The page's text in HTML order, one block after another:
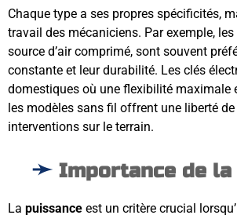
Chaque type a ses propres spécificités,
travail des mécaniciens. Par exemple,
source d’air comprimé, sont souvent
constante et leur durabilité. Les clés
domestiques où une flexibilité maximale
les modèles sans fil offrent une liberté
interventions sur le terrain.
Importance de la
La puissance est un critère crucial